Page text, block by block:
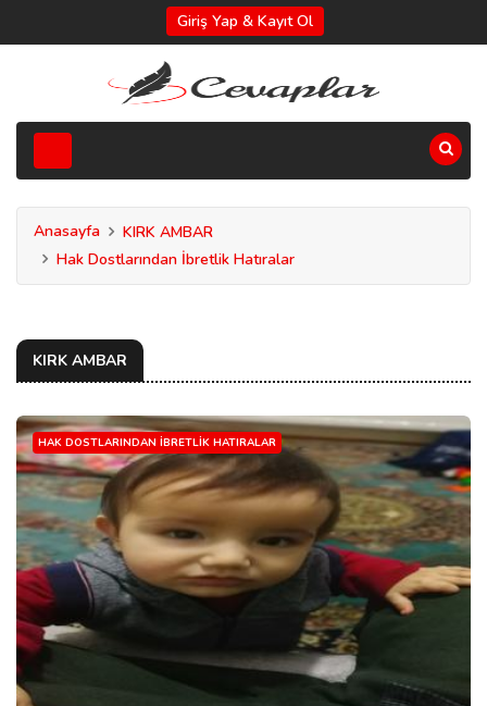
Giriş Yap & Kayıt Ol
Anasayfa
KIRK AMBAR
Hak Dostlarından İbretlik Hatıralar
KIRK AMBAR
HAK DOSTLARINDAN İBRETLIK HATIRALAR